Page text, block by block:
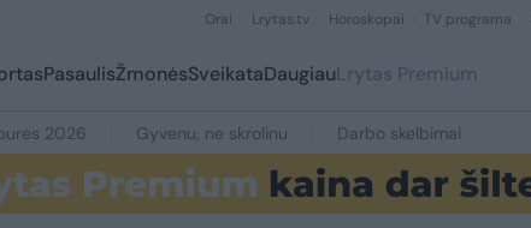
Orai Lrytas.tv Horoskopai TV programa
PasaulisŽmonėsSveikataDaugiauLrytas Premium
2026 Gyvenu, ne skrolinu Darbo skelbimai